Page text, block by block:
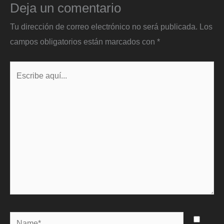
Deja un comentario
Tu dirección de correo electrónico no será publicada. Los
campos obligatorios están marcados con *
Name*